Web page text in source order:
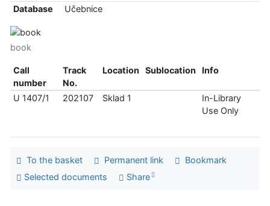
Database Učebnice
book
Call
number
Track
No.
Location Sublocation Info
U 1407/1 202107 Sklad 1
In-Library
Use Only
To the basket Permanent link
Bookmark
Selected documents
Share